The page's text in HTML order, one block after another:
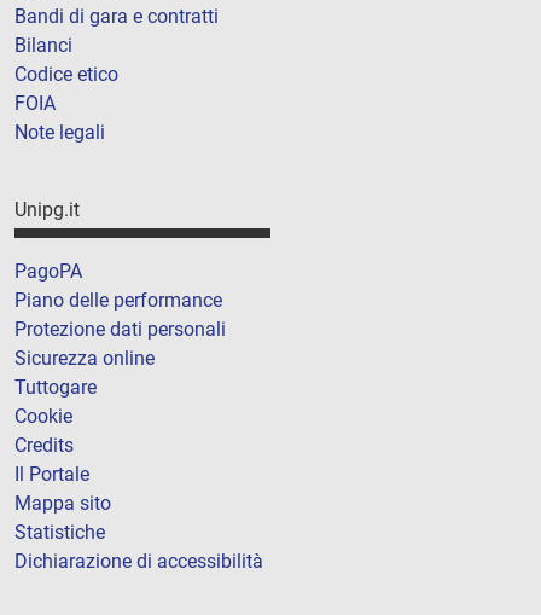
Bandi di gara e contratti
Bilanci
Codice etico
FOIA
Note legali
Unipg.it
PagoPA
Piano delle performance
Protezione dati personali
Sicurezza online
Tuttogare
Cookie
Credits
Il Portale
Mappa sito
Statistiche
Dichiarazione di accessibilità